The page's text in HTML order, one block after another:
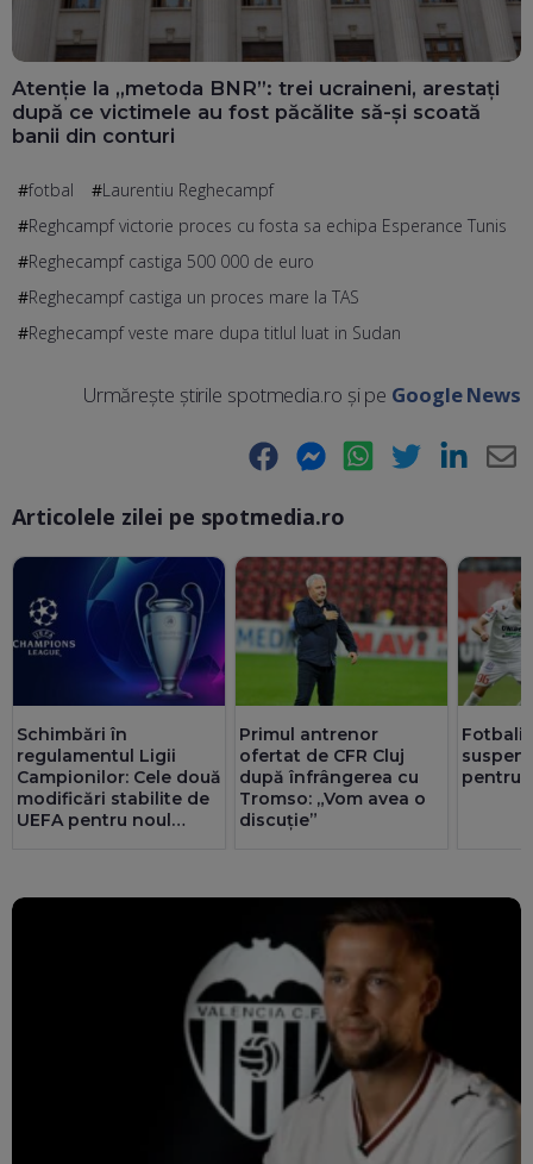
Atenție la „metoda BNR”: trei ucraineni, arestați
după ce victimele au fost păcălite să-și scoată
banii din conturi
fotbal
Laurentiu Reghecampf
Reghcampf victorie proces cu fosta sa echipa Esperance Tunis
Reghecampf castiga 500 000 de euro
Reghecampf castiga un proces mare la TAS
Reghecampf veste mare dupa titlul luat in Sudan
Urmărește știrile spotmedia.ro și pe Google News
Facebook Messenger WhatsApp Twitter LinkedIn
Articolele zilei pe spotmedia.ro
Schimbări în
regulamentul Ligii
Campionilor: Cele două
modificări stabilite de
UEFA pentru noul
Primul antrenor
ofertat de CFR Cluj
după înfrângerea cu
Tromso: „Vom avea o
discuție”
pentru